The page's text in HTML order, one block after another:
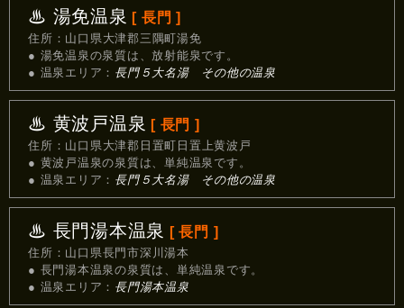
♨ 湯免温泉 [ 長門 ]
住所：山口県大津郡三隅町湯免
● 湯免温泉の泉質は、放射能泉です。
● 温泉エリア： 長門５大名湯 その他の温泉
♨ 黄波戸温泉 [ 長門 ]
住所：山口県大津郡日置町日置上黄波戸
● 黄波戸温泉の泉質は、単純温泉です。
● 温泉エリア： 長門５大名湯 その他の温泉
♨ 長門湯本温泉 [ 長門 ]
住所：山口県長門市深川湯本
● 長門湯本温泉の泉質は、単純温泉です。
● 温泉エリア： 長門湯本温泉